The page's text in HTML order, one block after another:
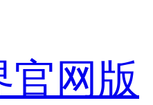
官网版